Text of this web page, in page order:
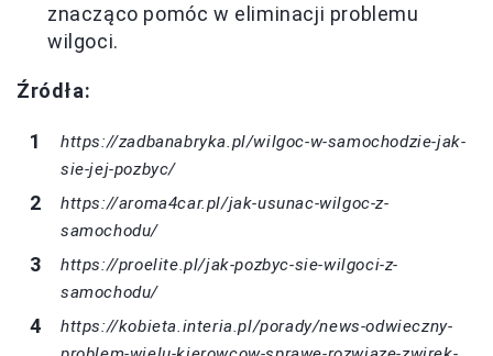
znacząco pomóc w eliminacji problemu
wilgoci.
Źródła:
https://zadbanabryka.pl/wilgoc-w-samochodzie-jak-
sie-jej-pozbyc/
https://aroma4car.pl/jak-usunac-wilgoc-z-
samochodu/
https://proelite.pl/jak-pozbyc-sie-wilgoci-z-
samochodu/
https://kobieta.interia.pl/porady/news-odwieczny-